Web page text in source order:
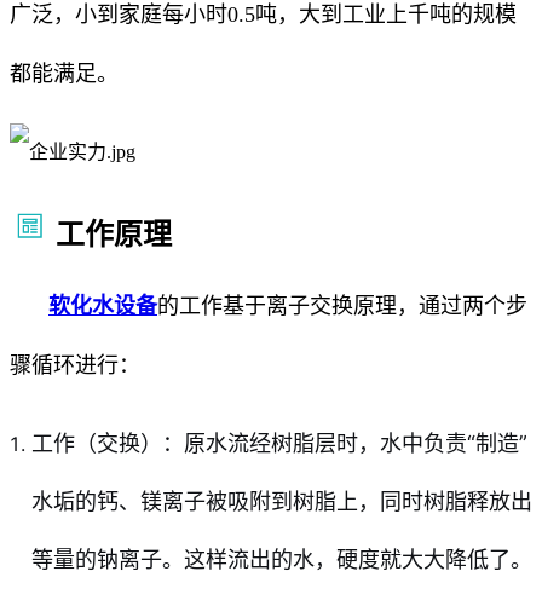
广泛，小到家庭每小时0.5吨，大到工业上千吨的规模
都能满足。
工作原理
软化水设备的工作基于离子交换原理，通过两个步
骤循环进行：
工作（交换）：原水流经树脂层时，水中负责“制造”
水垢的钙、镁离子被吸附到树脂上，同时树脂释放出
等量的钠离子。这样流出的水，硬度就大大降低了。